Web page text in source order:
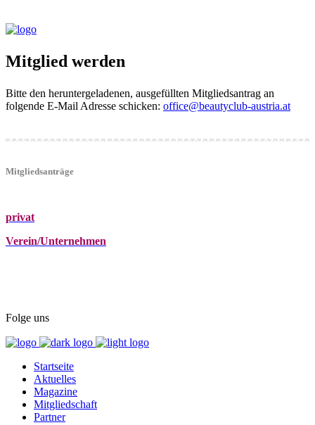
Mitglied werden
Bitte den heruntergeladenen, ausgefüllten Mitgliedsantrag an
folgende E-Mail Adresse schicken: office@beautyclub-austria.at
Mitgliedsanträge
privat
Verein/Unternehmen
Folge uns
Startseite
Aktuelles
Magazine
Mitgliedschaft
Partner